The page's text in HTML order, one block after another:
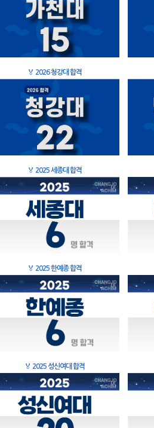
🏅 2026 청강대 합격
🏅 2025 세종대 합격
🏅 2025 한예종 합격
🏅 2025 성신여대 합격